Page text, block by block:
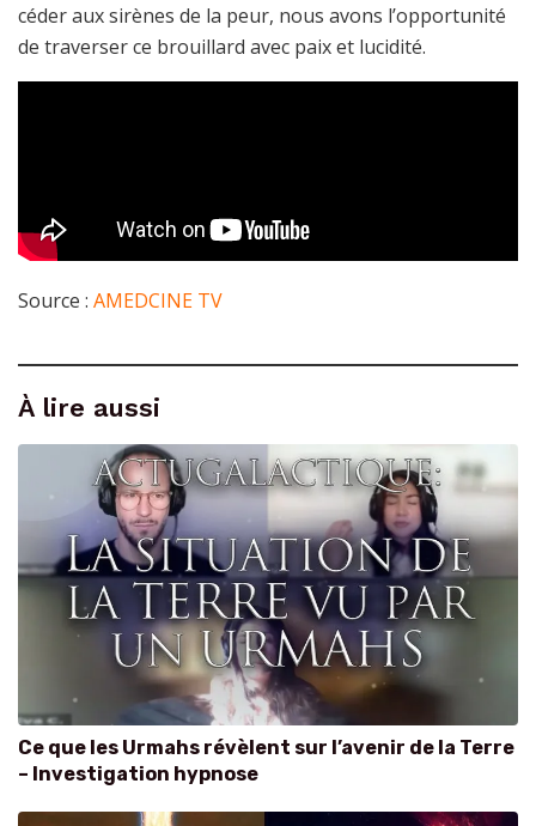
céder aux sirènes de la peur, nous avons l’opportunité
de traverser ce brouillard avec paix et lucidité.
Source : AMEDCINE TV
À lire aussi
Ce que les Urmahs révèlent sur l’avenir de la Terre
– Investigation hypnose